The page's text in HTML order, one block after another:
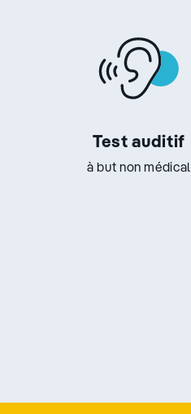
Test auditif
à but non médical